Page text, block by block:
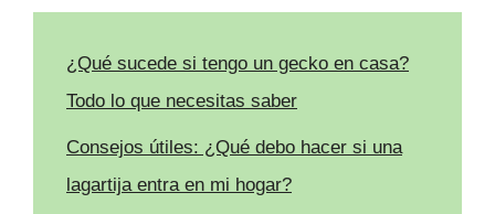
¿Qué sucede si tengo un gecko en casa?
Todo lo que necesitas saber
Consejos útiles: ¿Qué debo hacer si una
lagartija entra en mi hogar?